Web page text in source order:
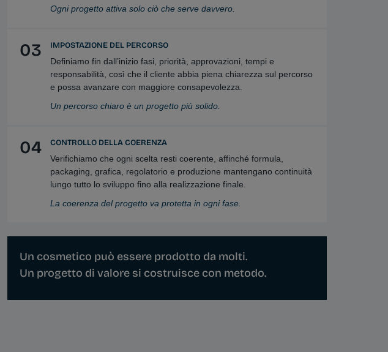
Ogni progetto attiva solo ciò che serve davvero.
03
IMPOSTAZIONE DEL PERCORSO
Definiamo fin dall’inizio fasi, priorità, approvazioni, tempi e
responsabilità, così che il cliente abbia piena chiarezza sul percorso
e possa avanzare con maggiore consapevolezza.
Un percorso chiaro è un progetto più solido.
04
CONTROLLO DELLA COERENZA
Verifichiamo che ogni scelta resti coerente, affinché formula,
packaging, grafica, regolatorio e produzione mantengano continuità
lungo tutto lo sviluppo fino alla realizzazione finale.
La coerenza del progetto va protetta in ogni fase.
Un cosmetico può essere prodotto da molti.
Un progetto di valore si costruisce con metodo.